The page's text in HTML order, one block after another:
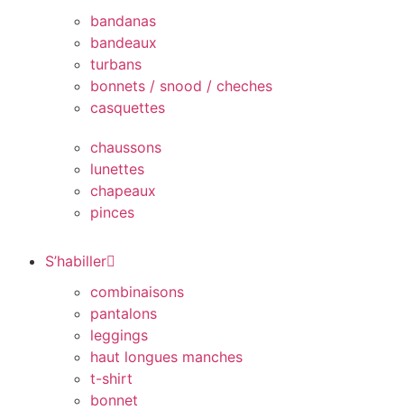
bandanas
bandeaux
turbans
bonnets / snood / cheches
casquettes
chaussons
lunettes
chapeaux
pinces
S’habiller
combinaisons
pantalons
leggings
haut longues manches
t-shirt
bonnet